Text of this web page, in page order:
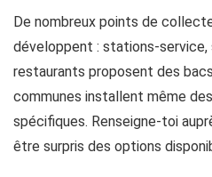
De nombreux points de
développent : stations-service,
restaurants proposent des
communes installent même des
spécifiques. Renseigne-toi
être surpris des options